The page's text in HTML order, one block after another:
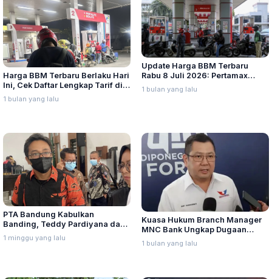
Harga BBM Terbaru Berlaku Hari
Ini, Cek Daftar Lengkap Tarif di
Seluruh Indonesia
1 bulan yang lalu
Update Harga BBM Terbaru
Rabu 8 Juli 2026: Pertamax
Turbo, Dexlite, dan Pertamina
Dex Turun
1 bulan yang lalu
PTA Bandung Kabulkan
Banding, Teddy Pardiyana dan
Bintang Ditetapkan Ahli Waris
Lina Jubaedah
1 minggu yang lalu
Kuasa Hukum Branch Manager
MNC Bank Ungkap Dugaan
Penganiayaan oleh Hary Tanoe
di MNC Towe
1 bulan yang lalu